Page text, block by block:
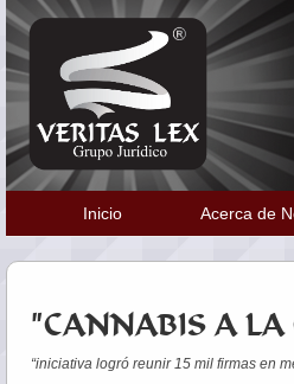
Inicio Acerca de
"CANNABIS A
“iniciativa logró reunir 15 mil firmas en